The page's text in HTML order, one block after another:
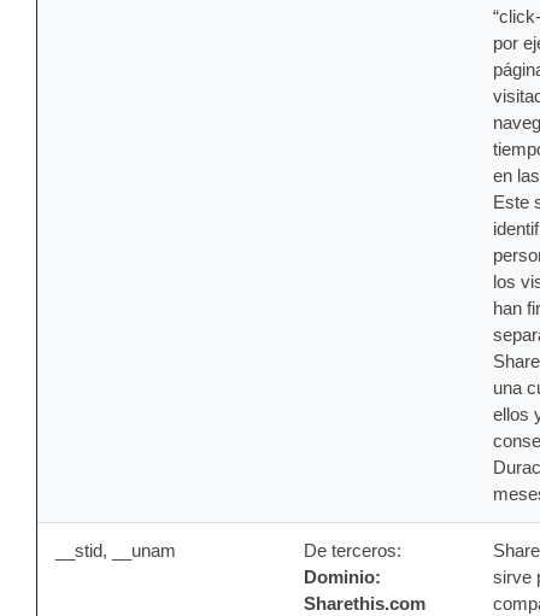
por
en
Este
los
han
una
ellos
__stid, __unam
De terceros:
Dominio:
Sharethis.com
sirve